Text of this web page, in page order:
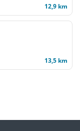
12,9 km
13,5 km